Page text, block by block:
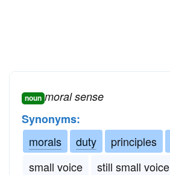
noun moral sense
Synonyms:
morals
duty principles
small voice
still small voice